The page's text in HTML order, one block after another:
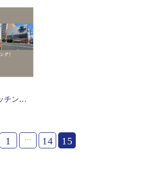
インサイト迅速マッチング特集！
1 … 14 15